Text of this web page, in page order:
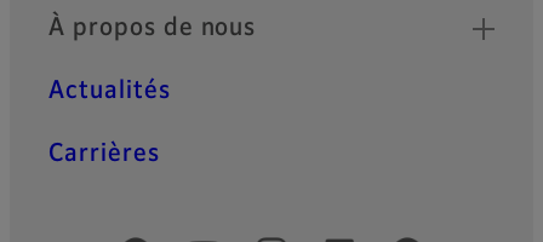
À propos de nous
Actualités
Carrières